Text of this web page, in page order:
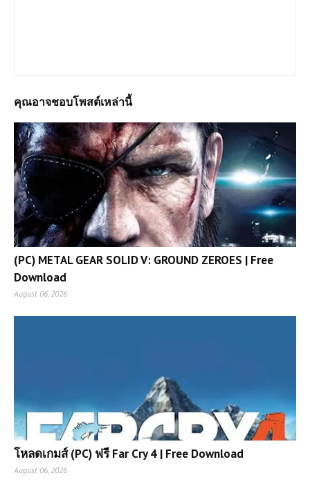
คุณอาจชอบโพสต์เหล่านี้
(PC) METAL GEAR SOLID V: GROUND ZEROES | Free
Download
August 06, 2026
โหลดเกมส์ (PC) ฟรี Far Cry 4 | Free Download
August 06, 2026
(PC) BeamNG.drive | FREE
Download